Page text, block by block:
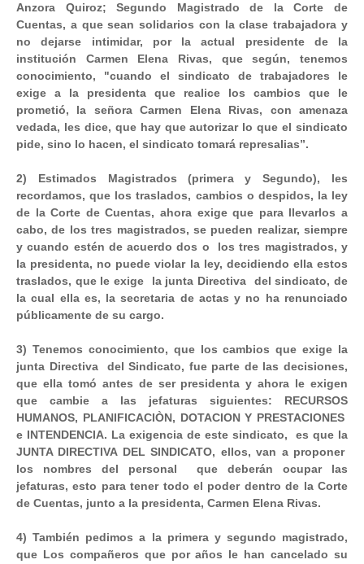
Anzora Quiroz; Segundo Magistrado de la Corte de
Cuentas, a que sean solidarios con la clase trabajadora y
no dejarse intimidar, por la actual presidente de la
institución Carmen Elena Rivas, que según, tenemos
conocimiento, "cuando el sindicato de trabajadores le
exige a la presidenta que realice los cambios que le
prometió, la señora Carmen Elena Rivas, con amenaza
vedada, les dice, que hay que autorizar lo que el sindicato
pide, sino lo hacen, el sindicato tomará represalias”.
2) Estimados Magistrados (primera y Segundo), les
recordamos, que los traslados, cambios o despidos, la ley
de la Corte de Cuentas, ahora exige que para llevarlos a
cabo, de los tres magistrados, se pueden realizar, siempre
y cuando estén de acuerdo dos o los tres magistrados, y
la presidenta, no puede violar la ley, decidiendo ella estos
traslados, que le exige la junta Directiva del sindicato, de
la cual ella es, la secretaria de actas y no ha renunciado
públicamente de su cargo.
3) Tenemos conocimiento, que los cambios que exige la
junta Directiva del Sindicato, fue parte de las decisiones,
que ella tomó antes de ser presidenta y ahora le exigen
que cambie a las jefaturas siguientes: RECURSOS
HUMANOS, PLANIFICACIÒN, DOTACION Y PRESTACIONES
e INTENDENCIA. La exigencia de este sindicato, es que la
JUNTA DIRECTIVA DEL SINDICATO, ellos, van a proponer
los nombres del personal que deberán ocupar las
jefaturas, esto para tener todo el poder dentro de la Corte
de Cuentas, junto a la presidenta, Carmen Elena Rivas.
4) También pedimos a la primera y segundo magistrado,
que Los compañeros que por años le han cancelado su